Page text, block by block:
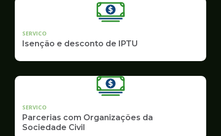
SERVICO
Isenção e desconto de IPTU
SERVICO
Parcerias com Organizações da
Sociedade Civil